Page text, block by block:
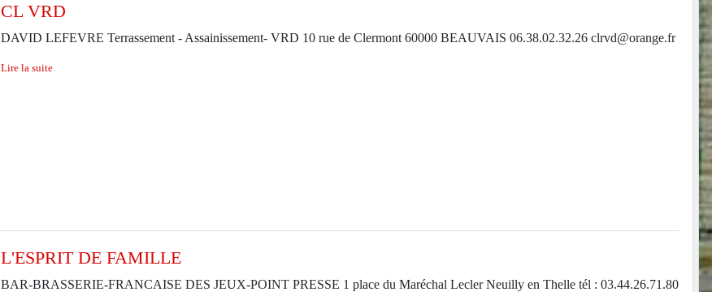
CL VRD
DAVID LEFEVRE Terrassement - Assainissement- VRD 10 rue de Clermont 60000 BEAUVAIS 06.38.02.32.26 clrvd@orange.fr
Lire la suite
L'ESPRIT DE FAMILLE
BAR-BRASSERIE-FRANCAISE DES JEUX-POINT PRESSE 1 place du Maréchal Lecler Neuilly en Thelle tél : 03.44.26.71.80